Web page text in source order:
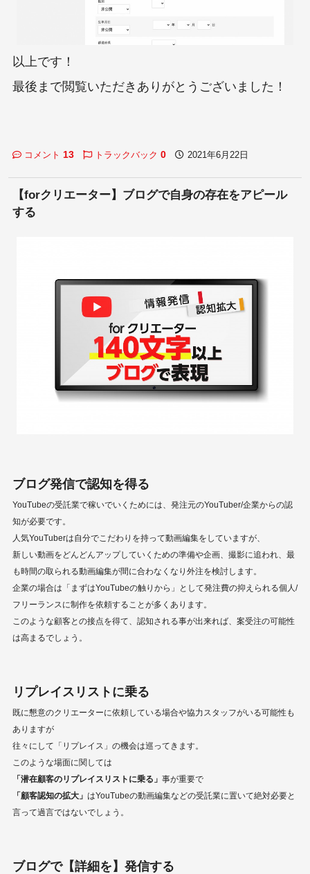
以上です！
最後まで閲覧いただきありがとうございました！
コメント 13 トラックバック 0 2021年6月22日
【forクリエーター】ブログで自身の存在をアピール
する
ブログ発信で認知を得る
YouTubeの受託業で稼いでいくためには、発注元のYouTuber/企業からの認
知が必要です。
人気YouTuberは自分でこだわりを持って動画編集をしていますが、
新しい動画をどんどんアップしていくための準備や企画、撮影に追われ、最
も時間の取られる動画編集が間に合わなくなり外注を検討します。
企業の場合は「まずはYouTubeの触りから」として発注費の抑えられる個人/
フリーランスに制作を依頼することが多くあります。
このような顧客との接点を得て、認知される事が出来れば、案受注の可能性
は高まるでしょう。
リプレイスリストに乗る
既に懇意のクリエーターに依頼している場合や協力スタッフがいる可能性も
ありますが
往々にして「リプレイス」の機会は巡ってきます。
このような場面に関しては
「潜在顧客のリプレイスリストに乗る」 事が重要で
「顧客認知の拡大 」 はYouTubeの動画編集などの受託業に置いて絶対必要と
言って過言ではないでしょう。
ブログで【詳細を】発信する